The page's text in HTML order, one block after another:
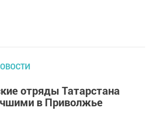
отряды Татарстана
в Приволжье